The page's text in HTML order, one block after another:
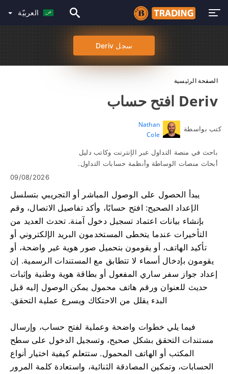
العربيّة
سجل Deriv
الصفحة الرئيسية
Deriv افتح حساب
كتب بواسطة
Nathan
Cole
باحث في منصة التداول عبر الإنترنت وكاتب دليل
أبحاث منصات الوساطة وأنظمة حسابات التداول.
09/08/2026
يبدأ الحصول على الوصول المباشر أو التجريبي بتسلسل
الإعداد الصحيح: افتح حسابًا، وأكد تفاصيل الاتصال، وقم
بإنشاء بيانات اعتماد تسجيل دخول آمنة. تحدث العديد من
التأخيرات عندما يتخطى المستخدمون البريد الإلكتروني أو
تأكيد الهاتف، أو يقومون بتحميل صور هوية غير واضحة، أو
يقومون بإدخال أسماء لا تتطابق مع المستندات الرسمية. إن
إعداد جواز سفر ساري المفعول أو بطاقة هوية وطنية وإثبات
حديث للعنوان ورقم هاتف محمول يمكن الوصول إليه قبل
البدء يقلل من الاحتكاك ويسرع عملية التحقق.
فيما يلي خطوات واضحة وعملية لفتح حساب، وإرسال
مستندات التحقق بشكل صحيح، وتسجيل الدخول على سطح
المكتب أو الهاتف المحمول. ستتعلم كيفية اختيار أنواع
الحسابات، وتمكين المصادقة الثنائية، واستعادة كلمة المرور